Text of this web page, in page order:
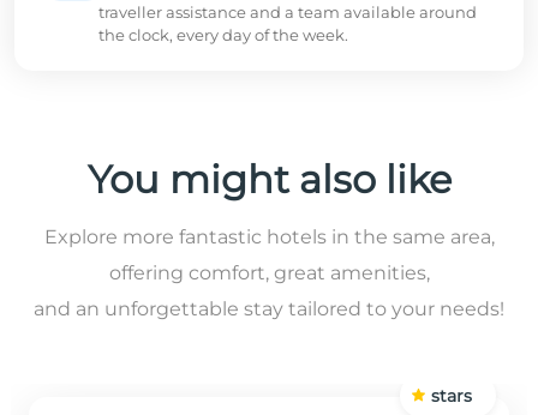
traveller assistance and a team available around
the clock, every day of the week.
You might also like
Explore more fantastic hotels in the same area,
offering comfort, great amenities,
and an unforgettable stay tailored to your needs!
stars